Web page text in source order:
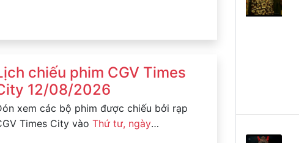
chiếu phim CGV Times
12/08/2026
xem các bộ phim được chiếu bởi rạp
Times City vàoThứ tư, ngày